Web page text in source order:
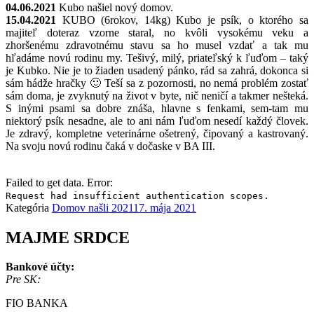
04.06.2021 Kubo našiel nový domov.
15.04.2021
KUBO (6rokov, 14kg) Kubo je psík, o ktorého sa
majiteľ doteraz vzorne staral, no kvôli vysokému veku a
zhoršenému zdravotnému stavu sa ho musel vzdať a tak mu
hľadáme novú rodinu my. Tešivý, milý, priateľský k ľuďom – taký
je Kubko. Nie je to žiaden usadený pánko, rád sa zahrá, dokonca si
sám hádže hračky 🙂 Teší sa z pozornosti, no nemá problém zostať
sám doma, je zvyknutý na život v byte, nič neničí a takmer nešteká.
S inými psami sa dobre znáša, hlavne s fenkami, sem-tam mu
niektorý psík nesadne, ale to ani nám ľuďom nesedí každý človek.
Je zdravý, kompletne veterinárne ošetrený, čipovaný a kastrovaný.
Na svoju novú rodinu čaká v dočaske v BA III.
Failed to get data. Error:
Request had insufficient authentication scopes.
Kategória Domov našli 202117. mája 2021
MAJME SRDCE
Bankové účty:
Pre SK:
FIO BANKA